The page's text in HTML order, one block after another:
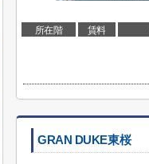
所在階 賃料
GRAN DUKE東桜